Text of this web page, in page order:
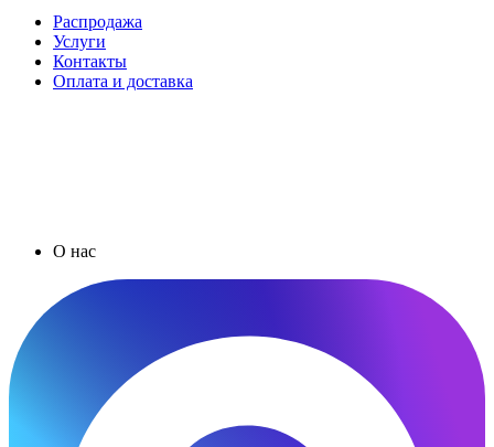
Распродажа
Услуги
Контакты
Оплата и доставка
О нас